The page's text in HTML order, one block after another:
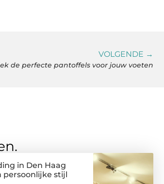
VOLGENDE →
de perfecte pantoffels voor jouw voeten
in Den Haag
persoonlijke stijl